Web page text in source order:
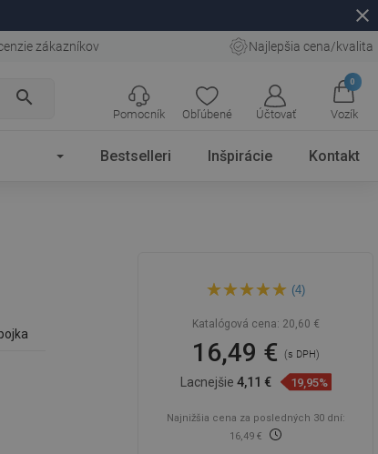
close
zákazníkov Najlepšia cena/kvalita
search
Obľúbené Účtovať
0
Vozík
Pomocník
Bestselleri Inšpirácie Kontakt
Mexen Kai uhlová prípojka,
biela - 79341-20
(4)
Katalógová cena: 20,60 €
16,49 € (s DPH)
Lacnejšie4,11 € 19,95%
Najnižšia cena za posledných 30 dní:
16,49 €